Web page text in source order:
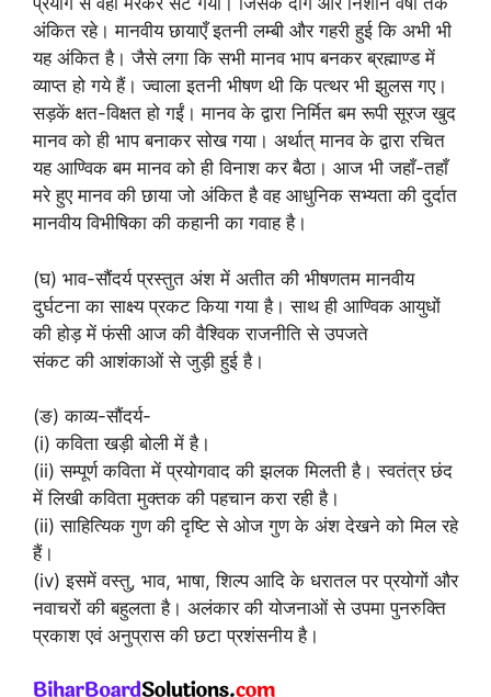
अंकित रहे। मानवीय छायाएँ इतनी लम्बी और गहरी हुई कि अभी भी
यह अंकित है। जैसे लगा कि सभी मानव भाप बनकर ब्रह्माण्ड में
व्याप्त हो गये हैं। ज्वाला इतनी भीषण थी कि पत्थर भी झुलस गए।
सड़कें क्षत-विक्षत हो गईं। मानव के द्वारा निर्मित बम रूपी सूरज खुद
मानव को ही भाप बनाकर सोख गया। अर्थात् मानव के द्वारा रचित
यह आण्विक बम मानव को ही विनाश कर बैठा। आज भी जहाँ-तहाँ
मरे हुए मानव की छाया जो अंकित है वह आधुनिक सभ्यता की दुर्दात
मानवीय विभीषिका की कहानी का गवाह है।
(घ) भाव-सौंदर्य प्रस्तुत अंश में अतीत की भीषणतम मानवीय
दुर्घटना का साक्ष्य प्रकट किया गया है। साथ ही आण्विक आयुधों
की होड़ में फंसी आज की वैश्विक राजनीति से उपजते
संकट की आशंकाओं से जुड़ी हुई है।
(ङ) काव्य-सौंदर्य-
(i) कविता खड़ी बोली में है।
(ii) सम्पूर्ण कविता में प्रयोगवाद की झलक मिलती है। स्वतंत्र छंद
में लिखी कविता मुक्तक की पहचान करा रही है।
(ii) साहित्यिक गुण की दृष्टि से ओज गुण के अंश देखने को मिल रहे
हैं।
(iv) इसमें वस्तु, भाव, भाषा, शिल्प आदि के धरातल पर प्रयोगों और
नवाचरों की बहुलता है। अलंकार की योजनाओं से उपमा पुनरुक्ति
प्रकाश एवं अनुप्रास की छटा प्रशंसनीय है।